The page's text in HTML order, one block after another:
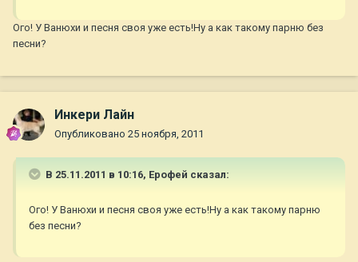
Ого! У Ванюхи и песня своя уже есть!Ну а как такому парню без
песни?
Инкери Лайн
Опубликовано 25 ноября, 2011
В 25.11.2011 в 10:16, Ерофей сказал:
Ого! У Ванюхи и песня своя уже есть!Ну а как такому парню
без песни?